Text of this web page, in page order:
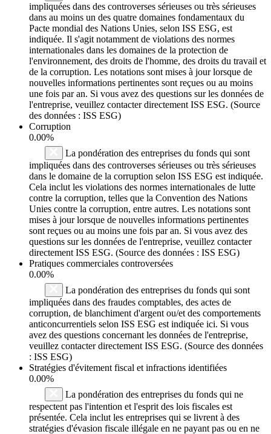
impliquées dans des controverses sérieuses ou très sérieuses
dans au moins un des quatre domaines fondamentaux du
Pacte mondial des Nations Unies, selon ISS ESG, est
indiquée. Il s'agit notamment de violations des normes
internationales dans les domaines de la protection de
l'environnement, des droits de l'homme, des droits du travail et
de la corruption. Les notations sont mises à jour lorsque de
nouvelles informations pertinentes sont reçues ou au moins
une fois par an. Si vous avez des questions sur les données de
l'entreprise, veuillez contacter directement ISS ESG. (Source
des données : ISS ESG)
Corruption
0.00%
La pondération des entreprises du fonds qui sont
impliquées dans des controverses sérieuses ou très sérieuses
dans le domaine de la corruption selon ISS ESG est indiquée.
Cela inclut les violations des normes internationales de lutte
contre la corruption, telles que la Convention des Nations
Unies contre la corruption, entre autres. Les notations sont
mises à jour lorsque de nouvelles informations pertinentes
sont reçues ou au moins une fois par an. Si vous avez des
questions sur les données de l'entreprise, veuillez contacter
directement ISS ESG. (Source des données : ISS ESG)
Pratiques commerciales controversées
0.00%
La pondération des entreprises du fonds qui sont
impliquées dans des fraudes comptables, des actes de
corruption, de blanchiment d'argent ou/et des comportements
anticoncurrentiels selon ISS ESG est indiquée ici. Si vous
avez des questions concernant les données de l'entreprise,
veuillez contacter directement ISS ESG. (Source des données
: ISS ESG)
Stratégies d'évitement fiscal et infractions identifiées
0.00%
La pondération des entreprises du fonds qui ne
respectent pas l'intention et l'esprit des lois fiscales est
présentée. Cela inclut les entreprises qui se livrent à des
stratégies d'évasion fiscale illégale en ne payant pas ou en ne